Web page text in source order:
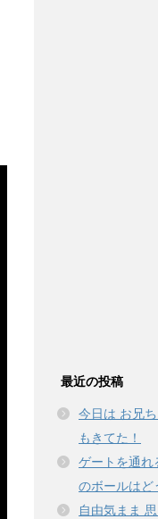
最近の投稿
今日は お兄
もきてた！
ゲートを通れ
のボールはど
自由気まま